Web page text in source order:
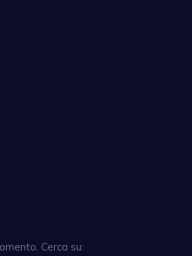
Cerca su: